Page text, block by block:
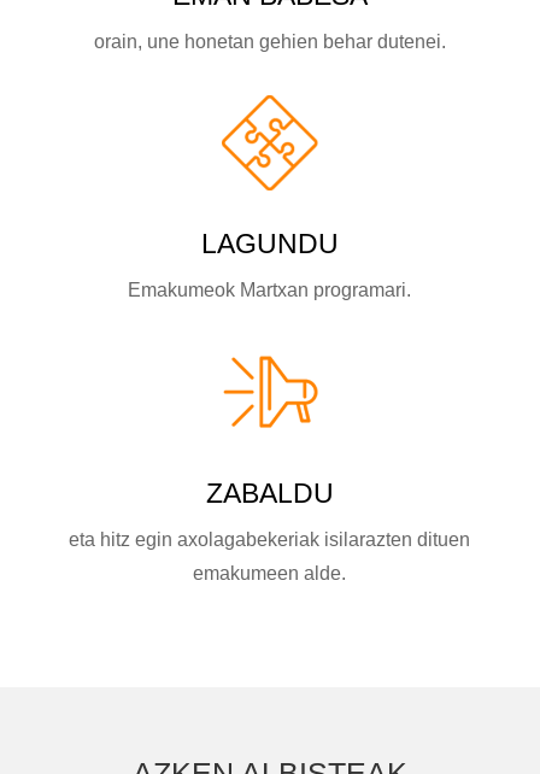
orain, une honetan gehien behar dutenei.
LAGUNDU
Emakumeok Martxan programari.
ZABALDU
eta hitz egin axolagabekeriak isilarazten dituen
emakumeen alde.